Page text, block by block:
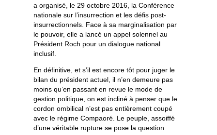
a organisé, le 29 octobre 2016, la Conférence
nationale sur l’insurrection et les défis post-
insurrectionnels. Face à sa marginalisation par
le pouvoir, elle a lancé un appel solennel au
Président Roch pour un dialogue national
inclusif.
En définitive, et s’il est encore tôt pour juger le
bilan du président actuel, il n’en demeure pas
moins qu’en passant en revue le mode de
gestion politique, on est incliné à penser que le
cordon ombilical n’est pas entièrement coupé
avec le régime Compaoré. Le peuple, assoiffé
d’une véritable rupture se pose la question